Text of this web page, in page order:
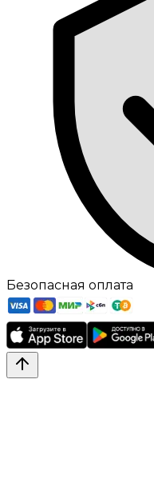
Безопасная оплата